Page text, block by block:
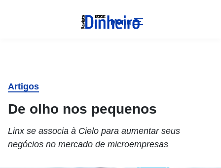
Menu
Artigos
De olho nos pequenos
Linx se associa à Cielo para aumentar seus
negócios no mercado de microempresas